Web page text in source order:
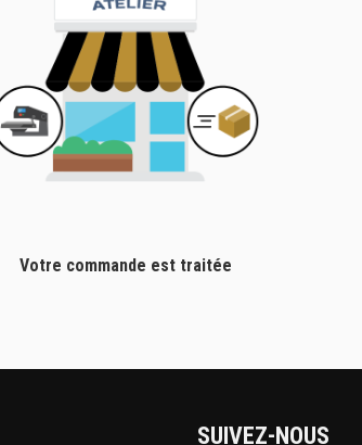
Votre commande est traitée
SUIVEZ-NOUS